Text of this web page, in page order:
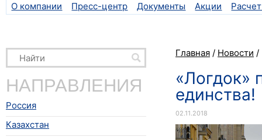
О компании Пресс-центр Документы Акции
НАПРАВЛЕНИЯ
Россия
Казахстан
Главная / Новости /
«Логдок»
единства!
02.11.2018